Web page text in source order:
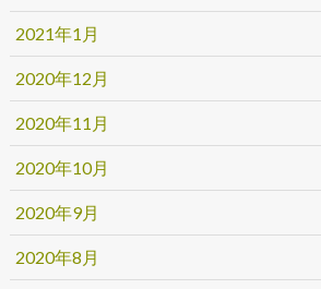
2021年1月
2020年12月
2020年11月
2020年10月
2020年9月
2020年8月